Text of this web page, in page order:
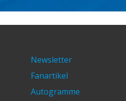
Newsletter
Fanartikel
Autogramme